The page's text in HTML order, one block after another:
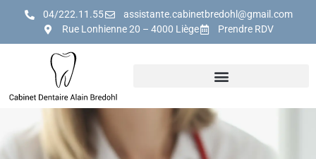
04/222.11.55
assistante.cabinetbredohl@gmail.com
Rue Lonhienne 20 – 4000 Liège
Prendre RDV